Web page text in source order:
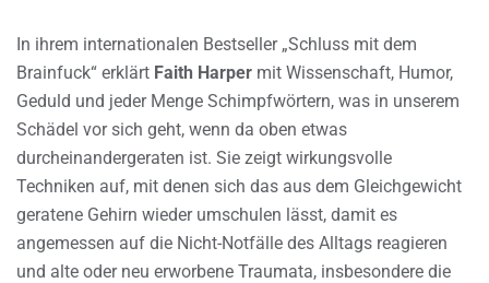
In ihrem internationalen Bestseller „Schluss mit dem
Brainfuck“ erklärt Faith Harper mit Wissenschaft, Humor,
Geduld und jeder Menge Schimpfwörtern, was in unserem
Schädel vor sich geht, wenn da oben etwas
durcheinandergeraten ist. Sie zeigt wirkungsvolle
Techniken auf, mit denen sich das aus dem Gleichgewicht
geratene Gehirn wieder umschulen lässt, damit es
angemessen auf die Nicht-Notfälle des Alltags reagieren
und alte oder neu erworbene Traumata, insbesondere die